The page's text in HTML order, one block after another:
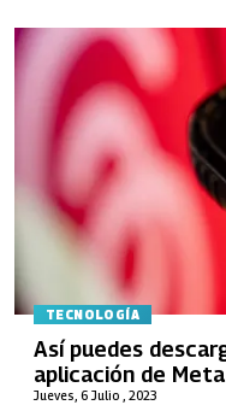
TECNOLOGÍA
Jueves, 6 Julio , 2023
Así puedes
aplicación de Meta